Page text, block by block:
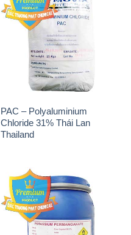
PAC – Polyaluminium
Chloride 31% Thái Lan
Thailand